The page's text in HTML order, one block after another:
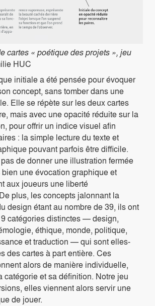
cartes « poétique des projets », jeu
HUC
initiale a été pensée pour évoquer
concept, sans tomber dans une
Elle se répète sur les deux cartes
mais avec une opacité réduite sur la
pour offrir un indice visuel afin
: la simple lecture du texte et
pouvant parfois être difficile.
pas de donner une illustration fermée
une évocation graphique et
aux joueurs une liberté
plus, les concepts jalonnant la
design étant au nombre de 39, ils ont
catégories distinctes — design,
éthique, monde, politique,
et traduction — qui sont elles-
des cartes à part entière. Ces
alors de manière individuelle,
catégorie et sa définition. Notre jeu
elles viennent alors servir une
de jouer.